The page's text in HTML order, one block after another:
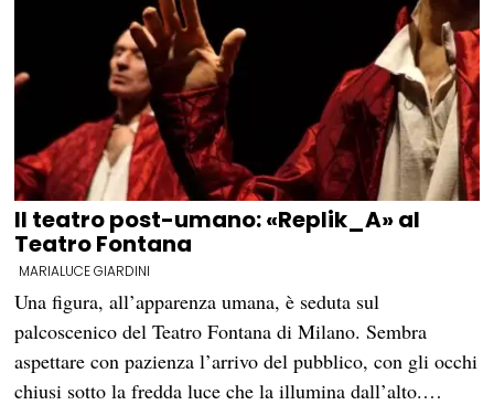
Il teatro post-umano: «Replik_A» al
Teatro Fontana
MARIALUCE GIARDINI
Una figura, all’apparenza umana, è seduta sul
palcoscenico del Teatro Fontana di Milano. Sembra
aspettare con pazienza l’arrivo del pubblico, con gli occhi
chiusi sotto la fredda luce che la illumina dall’alto.…